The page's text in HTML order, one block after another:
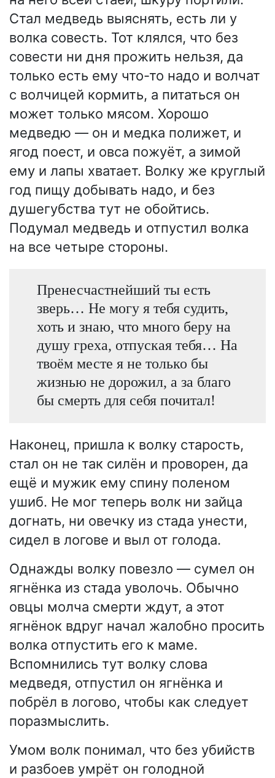
Стал медведь выяснять, есть ли у
волка совесть. Тот клялся, что без
совести ни дня прожить нельзя, да
только есть ему что-то надо и волчат
с волчицей кормить, а питаться он
может только мясом. Хорошо
медведю — он и медка полижет, и
ягод поест, и овса пожуёт, а зимой
ему и лапы хватает. Волку же круглый
год пищу добывать надо, и без
душегубства тут не обойтись.
Подумал медведь и отпустил волка
на все четыре стороны.
Пренесчастнейший ты есть
зверь… Не могу я тебя судить,
хоть и знаю, что много беру на
душу греха, отпуская тебя… На
твоём месте я не только бы
жизнью не дорожил, а за благо
бы смерть для себя почитал!
Наконец, пришла к волку старость,
стал он не так силён и проворен, да
ещё и мужик ему спину поленом
ушиб. Не мог теперь волк ни зайца
догнать, ни овечку из стада унести,
сидел в логове и выл от голода.
Однажды волку повезло — сумел он
ягнёнка из стада уволочь. Обычно
овцы молча смерти ждут, а этот
ягнёнок вдруг начал жалобно просить
волка отпустить его к маме.
Вспомнились тут волку слова
медведя, отпустил он ягнёнка и
побрёл в логово, чтобы как следует
поразмыслить.
Умом волк понимал, что без убийств
и разбоев умрёт он голодной